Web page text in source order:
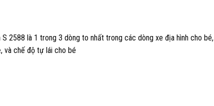
2588 là 1 trong 3 dòng to nhất trong các dòng xe địa hình cho bé,
và chế độ tự lái cho bé